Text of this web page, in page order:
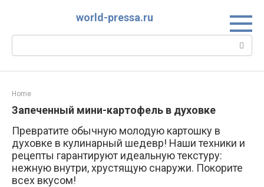
world-pressa.ru
Поиск:
Home
Запеченный мини-картофель в духовке
Превратите обычную молодую картошку в
духовке в кулинарный шедевр! Наши техники и
рецепты гарантируют идеальную текстуру:
нежную внутри, хрустящую снаружи. Покорите
всех вкусом!